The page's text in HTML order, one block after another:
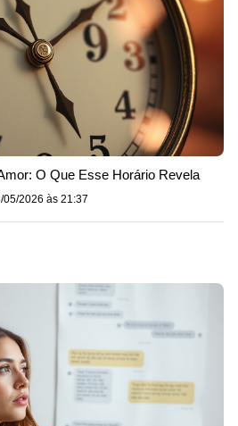
O Que Esse Horário Revela
05/2026 às 21:37